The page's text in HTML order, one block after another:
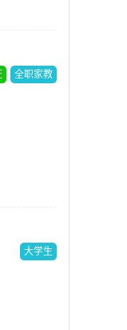
全职家教
大学生